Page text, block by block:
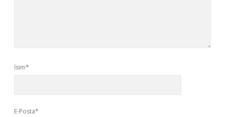
İsim*
E-Posta*